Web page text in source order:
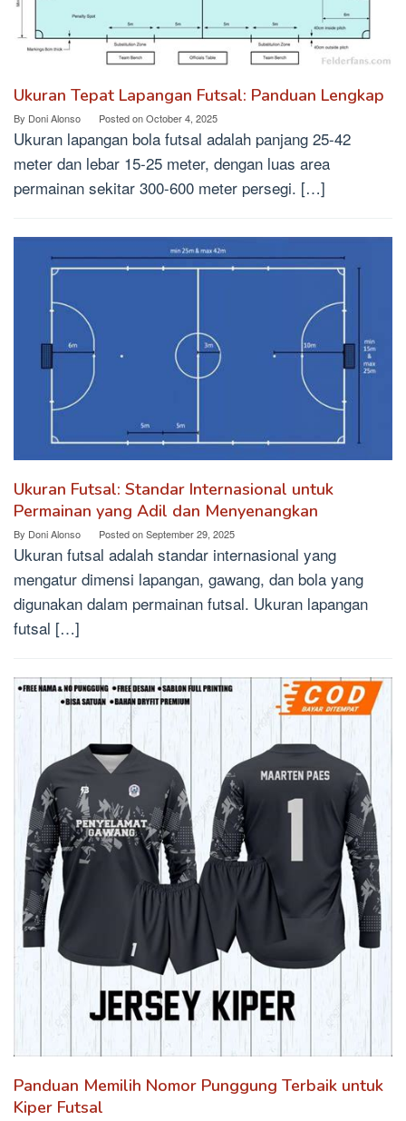
Ukuran Tepat Lapangan Futsal: Panduan Lengkap
By Doni Alonso Posted onOctober 4, 2025
Ukuran lapangan bola futsal adalah panjang 25-42
meter dan lebar 15-25 meter, dengan luas area
permainan sekitar 300-600 meter persegi. […]
Ukuran Futsal: Standar Internasional untuk
Permainan yang Adil dan Menyenangkan
By Doni Alonso Posted onSeptember 29, 2025
Ukuran futsal adalah standar internasional yang
mengatur dimensi lapangan, gawang, dan bola yang
digunakan dalam permainan futsal. Ukuran lapangan
futsal […]
Panduan Memilih Nomor Punggung Terbaik untuk
Kiper Futsal